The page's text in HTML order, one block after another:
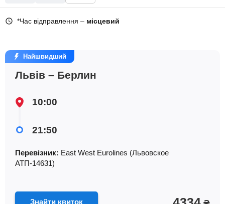
*Час відправлення – місцевий
Найшвидший
Львів – Берлин
10:00
21:50
Перевізник: East West Eurolines (Львовское
АТП-14631)
Знайти квиток